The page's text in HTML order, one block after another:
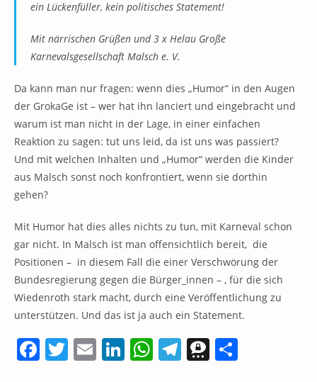
ein Lückenfüller, kein politisches Statement!
Mit närrischen Grüßen und 3 x Helau Große
Karnevalsgesellschaft Malsch e. V.
Da kann man nur fragen: wenn dies „Humor“ in den Augen
der GrokaGe ist – wer hat ihn lanciert und eingebracht und
warum ist man nicht in der Lage, in einer einfachen
Reaktion zu sagen: tut uns leid, da ist uns was passiert?
Und mit welchen Inhalten und „Humor“ werden die Kinder
aus Malsch sonst noch konfrontiert, wenn sie dorthin
gehen?
Mit Humor hat dies alles nichts zu tun, mit Karneval schon
gar nicht. In Malsch ist man offensichtlich bereit, die
Positionen – in diesem Fall die einer Verschwörung der
Bundesregierung gegen die Bürger_innen – , für die sich
Wiedenroth stark macht, durch eine Veröffentlichung zu
unterstützen. Und das ist ja auch ein Statement.
F T E Li W T T